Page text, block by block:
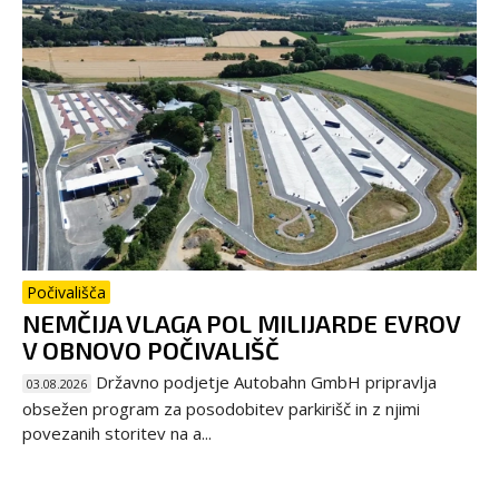
Počivališča
NEMČIJA VLAGA POL MILIJARDE EVROV
V OBNOVO POČIVALIŠČ
03.08.2026 Državno podjetje Autobahn GmbH pripravlja
obsežen program za posodobitev parkirišč in z njimi
povezanih storitev na a...